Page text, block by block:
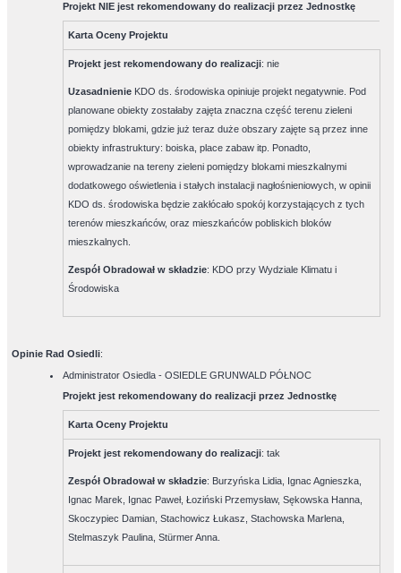
Projekt NIE jest rekomendowany do realizacji przez Jednostkę
Karta Oceny Projektu
Projekt jest rekomendowany do realizacji:nie
Uzasadnienie KDO ds. środowiska opiniuje projekt negatywnie. Pod
planowane obiekty zostałaby zajęta znaczna część terenu zieleni
pomiędzy blokami, gdzie już teraz duże obszary zajęte są przez inne
obiekty infrastruktury: boiska, place zabaw itp. Ponadto,
wprowadzanie na tereny zieleni pomiędzy blokami mieszkalnymi
dodatkowego oświetlenia i stałych instalacji nagłośnieniowych, w opinii
KDO ds. środowiska będzie zakłócało spokój korzystających z tych
terenów mieszkańców, oraz mieszkańców pobliskich bloków
mieszkalnych.
Zespół Obradował w składzie: KDO przy Wydziale Klimatu i
Środowiska
Opinie Rad Osiedli:
Administrator Osiedla - OSIEDLE GRUNWALD PÓŁNOC
Projekt jest rekomendowany do realizacji przez Jednostkę
Karta Oceny Projektu
Projekt jest rekomendowany do realizacji:tak
Zespół Obradował w składzie: Burzyńska Lidia, Ignac Agnieszka,
Ignac Marek, Ignac Paweł, Łoziński Przemysław, Sękowska Hanna,
Skoczypiec Damian, Stachowicz Łukasz, Stachowska Marlena,
Stelmaszyk Paulina, Stürmer Anna.